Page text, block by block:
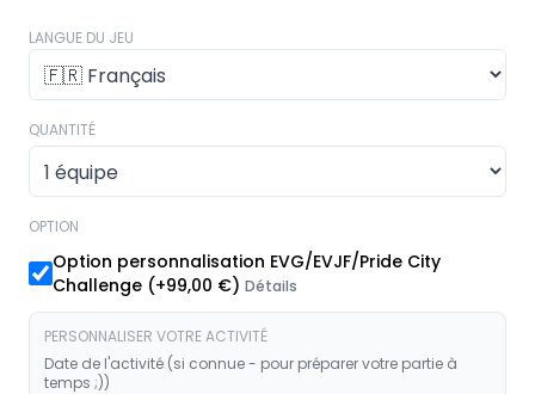
LANGUE DU JEU
QUANTITÉ
OPTION
Option personnalisation EVG/EVJF/Pride City
Challenge (+99,00 €) Détails
PERSONNALISER VOTRE ACTIVITÉ
Date de l'activité (si connue - pour préparer votre partie à
temps ;))